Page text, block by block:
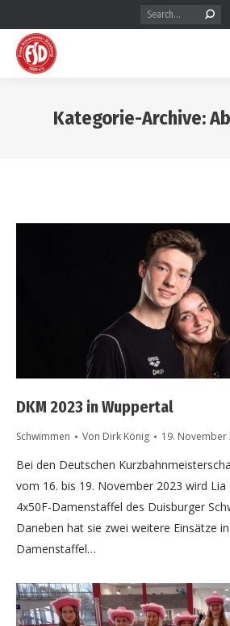
Search:
Kategorie-Archive:
DKM 2023 in Wuppertal
Schwimmen Von Dirk König 19. November
Bei den Deutschen
vom 16. bis 19. November 2023 wird
4x50F-Damenstaffel des Duisburger
Daneben hat sie zwei weitere Einsätze
Damenstaffel…